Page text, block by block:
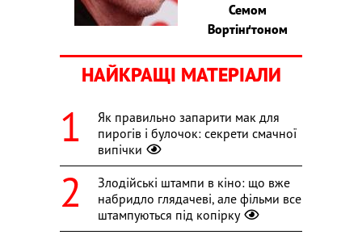
Семом
Вортінґтоном
НАЙКРАЩІ МАТЕРІАЛИ
Як правильно запарити мак для
пирогів і булочок: секрети смачної
випічки
Злодійські штампи в кіно: що вже
набридло глядачеві, але фільми все
штампуються під копірку